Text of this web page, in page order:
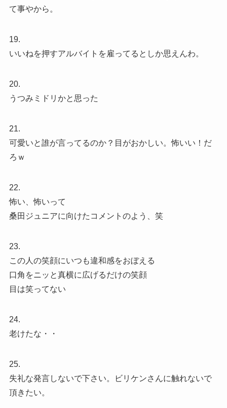
て事やから。
19.
いいねを押すアルバイトを雇ってるとしか思えんわ。
20.
うつみミドリかと思った
21.
可愛いと誰が言ってるのか？目がおかしい。怖いい！だ
ろｗ
22.
怖い、怖いって
桑田ジュニアに向けたコメントのよう、笑
23.
この人の笑顔にいつも違和感をおぼえる
口角をニッと真横に広げるだけの笑顔
目は笑ってない
24.
老けたな・・
25.
失礼な発言しないで下さい。ビリケンさんに触れないで
頂きたい。